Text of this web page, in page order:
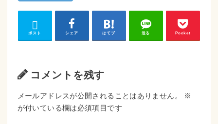
ポスト シェア はてブ 送る Pocket
コメントを残す
メールアドレスが公開されることはありません。
※
が付いている欄は必須項目です